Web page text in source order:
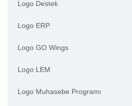
Logo Destek
Logo ERP
Logo GO Wings
Logo LEM
Logo Muhasebe Programı